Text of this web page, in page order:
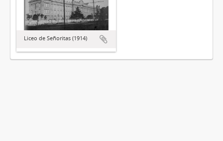
Liceo de Señoritas (1914)